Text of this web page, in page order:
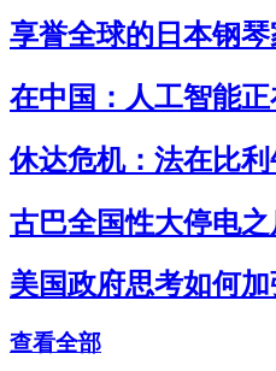
享誉全球的日本钢
在中国：人工智能
休达危机：法在比
古巴全国性大停电
美国政府思考如何
查看全部